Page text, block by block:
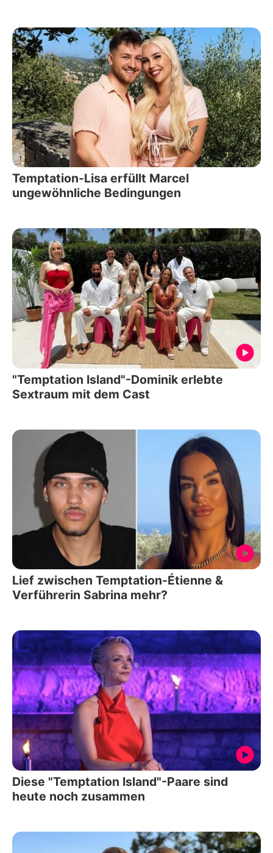
Temptation-Lisa erfüllt Marcel
ungewöhnliche Bedingungen
"Temptation Island"-Dominik erlebte
Sextraum mit dem Cast
Lief zwischen Temptation-Étienne &
Verführerin Sabrina mehr?
Diese "Temptation Island"-Paare sind
heute noch zusammen